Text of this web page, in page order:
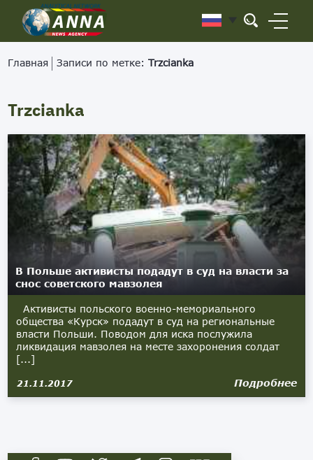
Главная Записи по метке:Trzcianka
Trzcianka
В Польше активисты подадут в суд на власти за
снос советского мавзолея
Активисты польского военно-мемориального
общества «Курск» подадут в суд на региональные
власти Польши. Поводом для иска послужила
ликвидация мавзолея на месте захоронения солдат
[...]
21.11.2017 Подробнее